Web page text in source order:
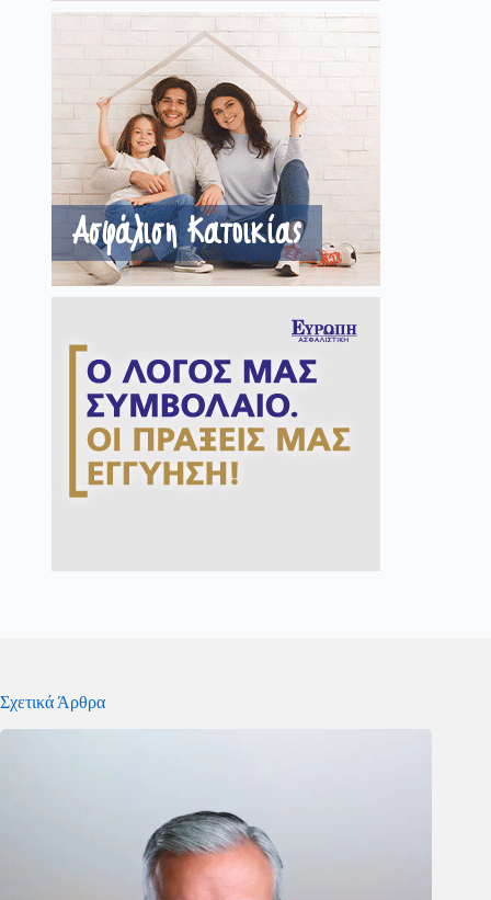
Σχετικά Άρθρα